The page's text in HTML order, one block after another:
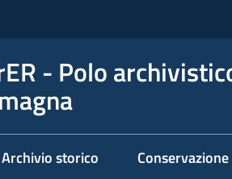
- Polo
Archivio storico Conservazione